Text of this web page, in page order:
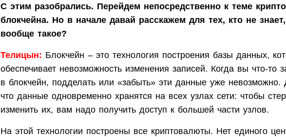
С этим разобрались. Перейдем непосредственно к теме
блокчейна. Но в начале давай расскажем для тех, кто не
вообще такое?
Телицын: Блокчейн – это технология построения базы данных,
обеспечивает невозможность изменения записей. Когда вы что-то
в блокчейн, подделать или «забыть» эти данные уже невозможно.
что данные одновременно хранятся на всех узлах сети: чтобы
изменить их, вам надо получить доступ к большей части узлов.
На этой технологии построены все криптовалюты. Нет единого